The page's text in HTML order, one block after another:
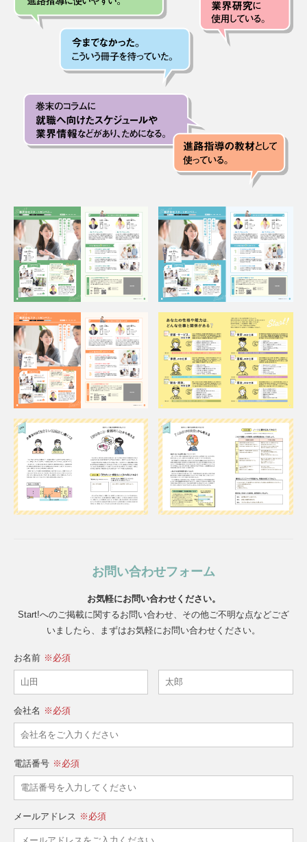
お問い合わせフォーム
お気軽にお問い合わせください。
Start!へのご掲載に関するお問い合わせ、その他ご不明な点などござ
いましたら、
まずはお気軽にお問い合わせください。
お名前 ※必須
会社名 ※必須
電話番号 ※必須
メールアドレス ※必須